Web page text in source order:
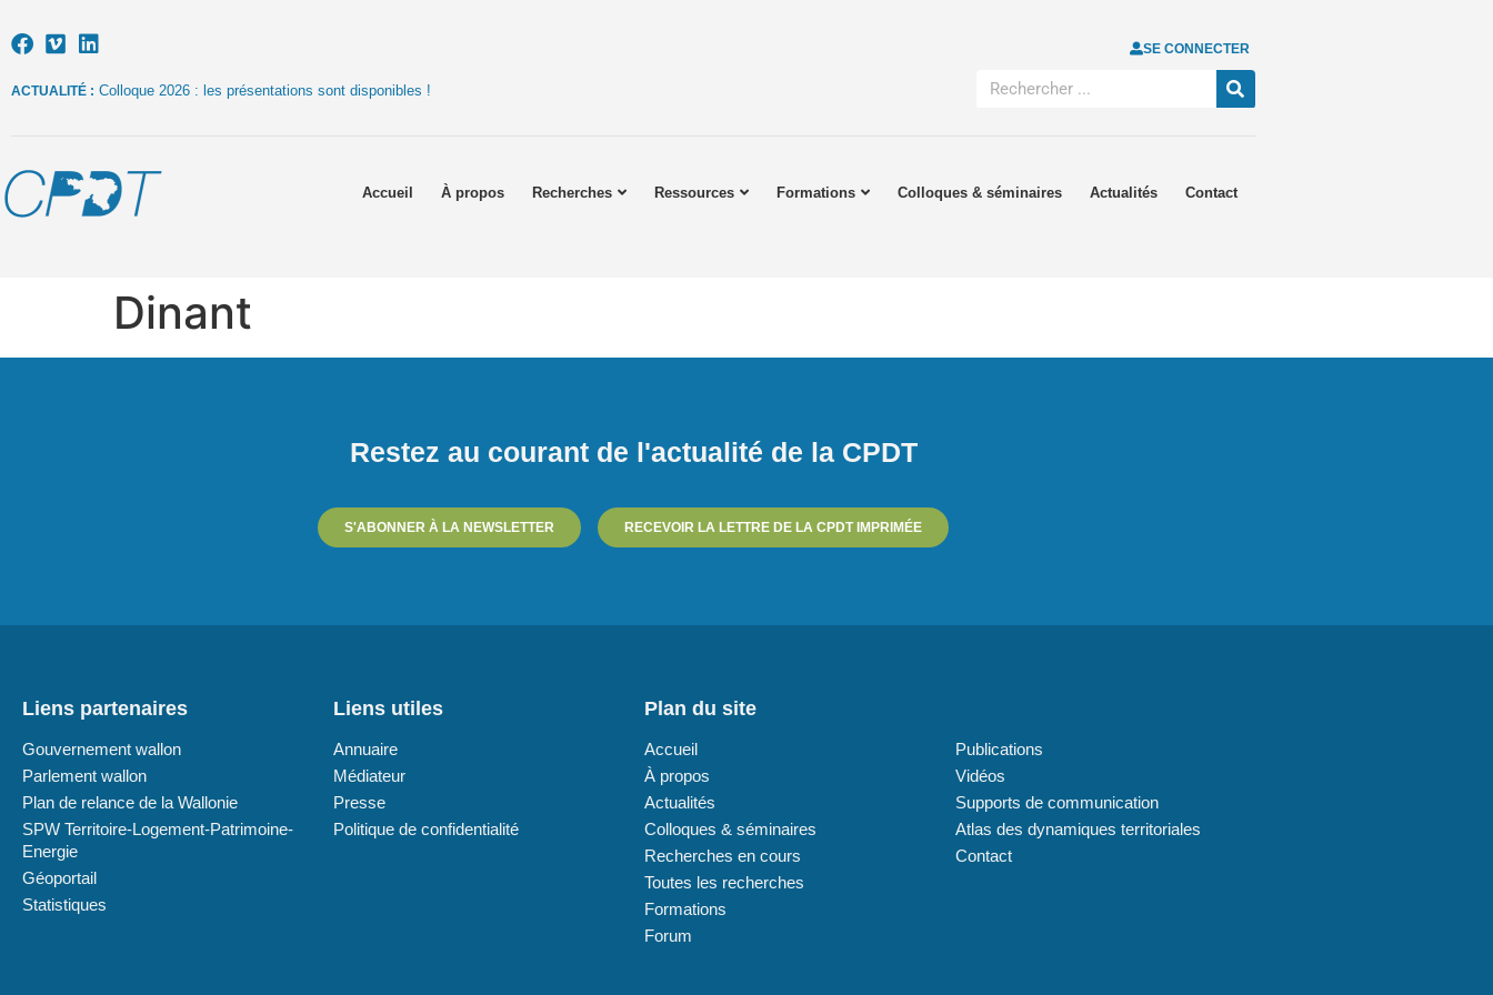
SE CONNECTER
ACTUALITÉ : Colloque 2026 : les présentations sont disponibles !
Accueil À propos Recherches Ressources Formations Colloques & séminaires Actualités Contact
Dinant
Restez au courant de l'actualité de la CPDT
S'ABONNER À LA NEWSLETTER RECEVOIR LA LETTRE DE LA CPDT IMPRIMÉE
Liens partenaires
Gouvernement wallon
Parlement wallon
Plan de relance de la Wallonie
SPW Territoire-Logement-Patrimoine-
Energie
Géoportail
Statistiques
Liens utiles
Annuaire
Médiateur
Presse
Politique de confidentialité
Plan du site
Accueil
À propos
Actualités
Colloques & séminaires
Recherches en cours
Toutes les recherches
Formations
Forum
Publications
Vidéos
Supports de communication
Atlas des dynamiques territoriales
Contact